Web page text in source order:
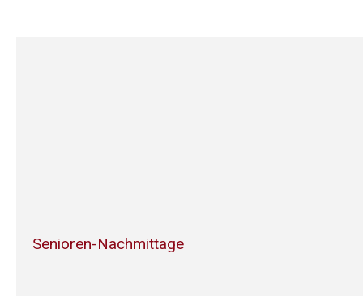
Senioren-Nachmittage